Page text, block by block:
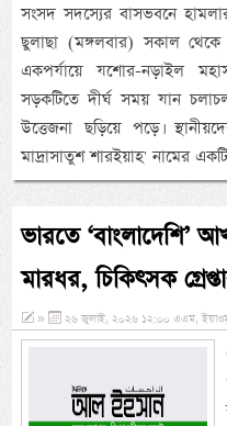
সংসদ সদস্যের বাসভবনে
ছুলাছা (মঙ্গলবার) সকাল
একপর্যায়ে যশোর-নড়াইল
সড়কটিতে দীর্ঘ সময় যান
উত্তেজনা ছড়িয়ে পড়ে।
মাদ্রাসাতুশ শারইয়াহ' নামের
ভারতে ‘বাংলাদেশি’
মারধর, চিকিৎসক
» ২৬ জুলাই, ২০২৬ ১২:০০ এএম,